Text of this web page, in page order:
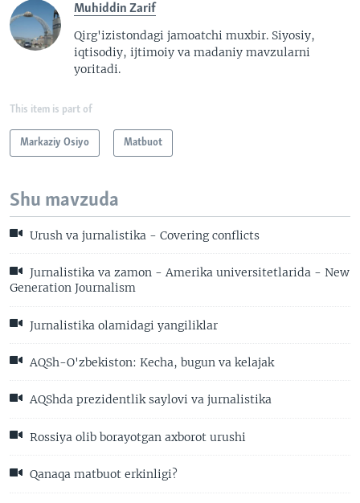
Muhiddin Zarif
Qirg'izistondagi jamoatchi muxbir. Siyosiy,
iqtisodiy, ijtimoiy va madaniy mavzularni
yoritadi.
This item is part of
Markaziy Osiyo Matbuot
Shu mavzuda
Urush va jurnalistika - Covering conflicts
Jurnalistika va zamon - Amerika universitetlarida - New
Generation Journalism
Jurnalistika olamidagi yangiliklar
AQSh-O'zbekiston: Kecha, bugun va kelajak
AQShda prezidentlik saylovi va jurnalistika
Rossiya olib borayotgan axborot urushi
Qanaqa matbuot erkinligi?